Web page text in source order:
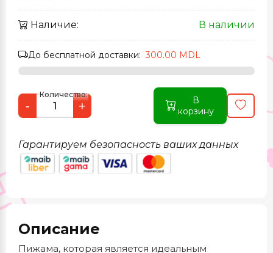
Наличие: В наличии
До бесплатной доставки:300.00 MDL
Количество:
- +
В
корзину
Гарантируем безопасность ваших данных
Описание
Пижама, которая является идеальным